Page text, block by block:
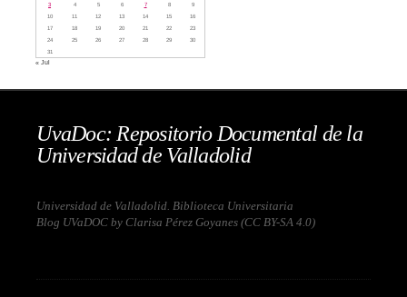
3
4 5 6 7 8
9
10
11 12 13 14 15
16
17
18 19 20 21 22
23
24
25 26 27 28 29
30
31
« Jul
UvaDoc: Repositorio Documental de la
Universidad de Valladolid
Universidad de Valladolid. Biblioteca Universitaria
Blog UVaDOC by Clarisa Pérez Goyanes (CC BY-SA 4.0)